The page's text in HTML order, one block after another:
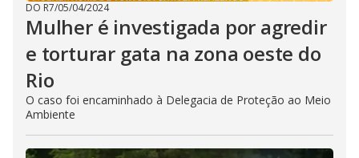
DO R7/05/04/2024
Mulher é investigada por agredir
e torturar gata na zona oeste do
Rio
O caso foi encaminhado à Delegacia de Proteção ao Meio
Ambiente